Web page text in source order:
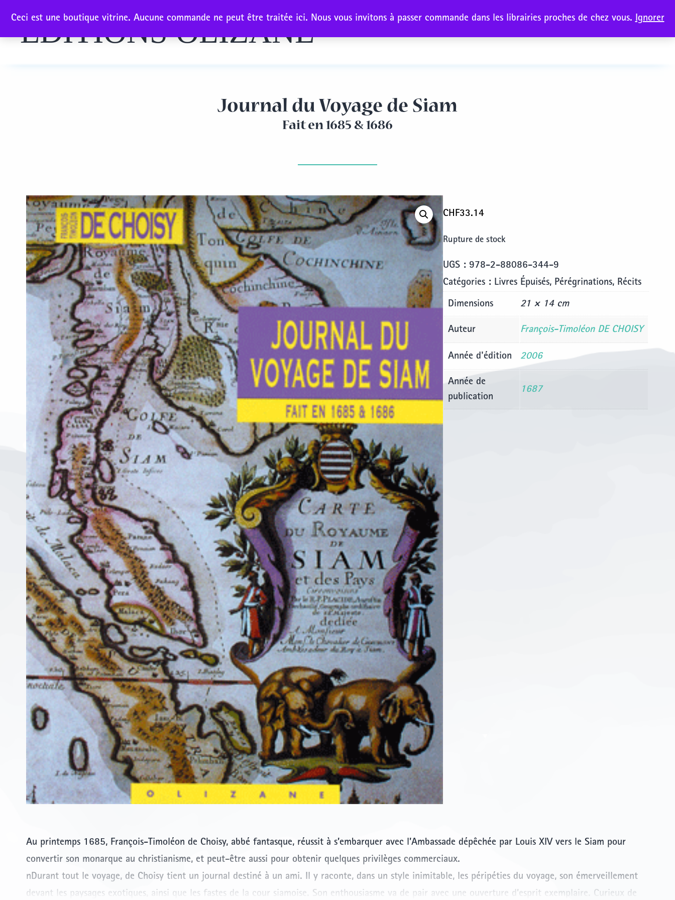
Ceci est une boutique vitrine. Aucune commande ne peut être traitée ici. Nous vous invitons à passer commande dans les librairies proches de chez vous.Ignorer
contenuEDITIONS OLIZANE
Ouvrir
Journal du Voyage de Siam
Fait en 1685 & 1686
CHF33.14
Rupture de stock
UGS : 978-2-88086-344-9
Catégories : Livres Épuisés, Pérégrinations, Récits
Dimensions 21 × 14 cm
Auteur François-Timoléon DE CHOISY
Année d'édition 2006
Année de
publication
1687
Au printemps 1685, François-Timoléon de Choisy, abbé fantasque, réussit à s’embarquer avec l’Ambassade dépêchée par Louis XIV vers le Siam pour
convertir son monarque au christianisme, et peut-être aussi pour obtenir quelques privilèges commerciaux.
nDurant tout le voyage, de Choisy tient un journal destiné à un ami. Il y raconte, dans un style inimitable, les péripéties du voyage, son émerveillement
devant les paysages exotiques, ainsi que les fastes de la cour siamoise. Son enthousiasme va de pair avec une ouverture d’esprit exemplaire. Curieux de